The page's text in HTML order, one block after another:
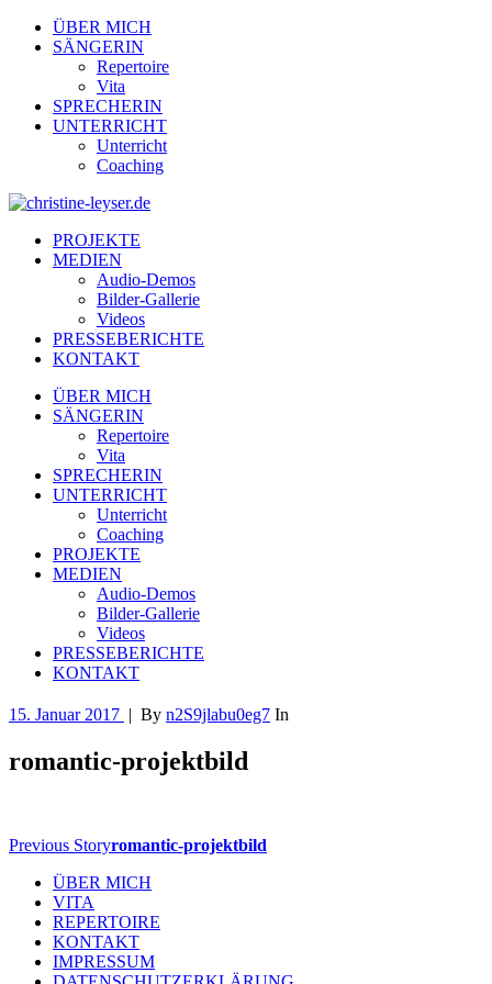
ÜBER MICH
SÄNGERIN
Repertoire
Vita
SPRECHERIN
UNTERRICHT
Unterricht
Coaching
PROJEKTE
MEDIEN
Audio-Demos
Bilder-Gallerie
Videos
PRESSEBERICHTE
KONTAKT
ÜBER MICH
SÄNGERIN
Repertoire
Vita
SPRECHERIN
UNTERRICHT
Unterricht
Coaching
PROJEKTE
MEDIEN
Audio-Demos
Bilder-Gallerie
Videos
PRESSEBERICHTE
KONTAKT
15. Januar 2017 | By n2S9jlabu0eg7 In
romantic-projektbild
Previous Storyromantic-projektbild
ÜBER MICH
VITA
REPERTOIRE
KONTAKT
IMPRESSUM